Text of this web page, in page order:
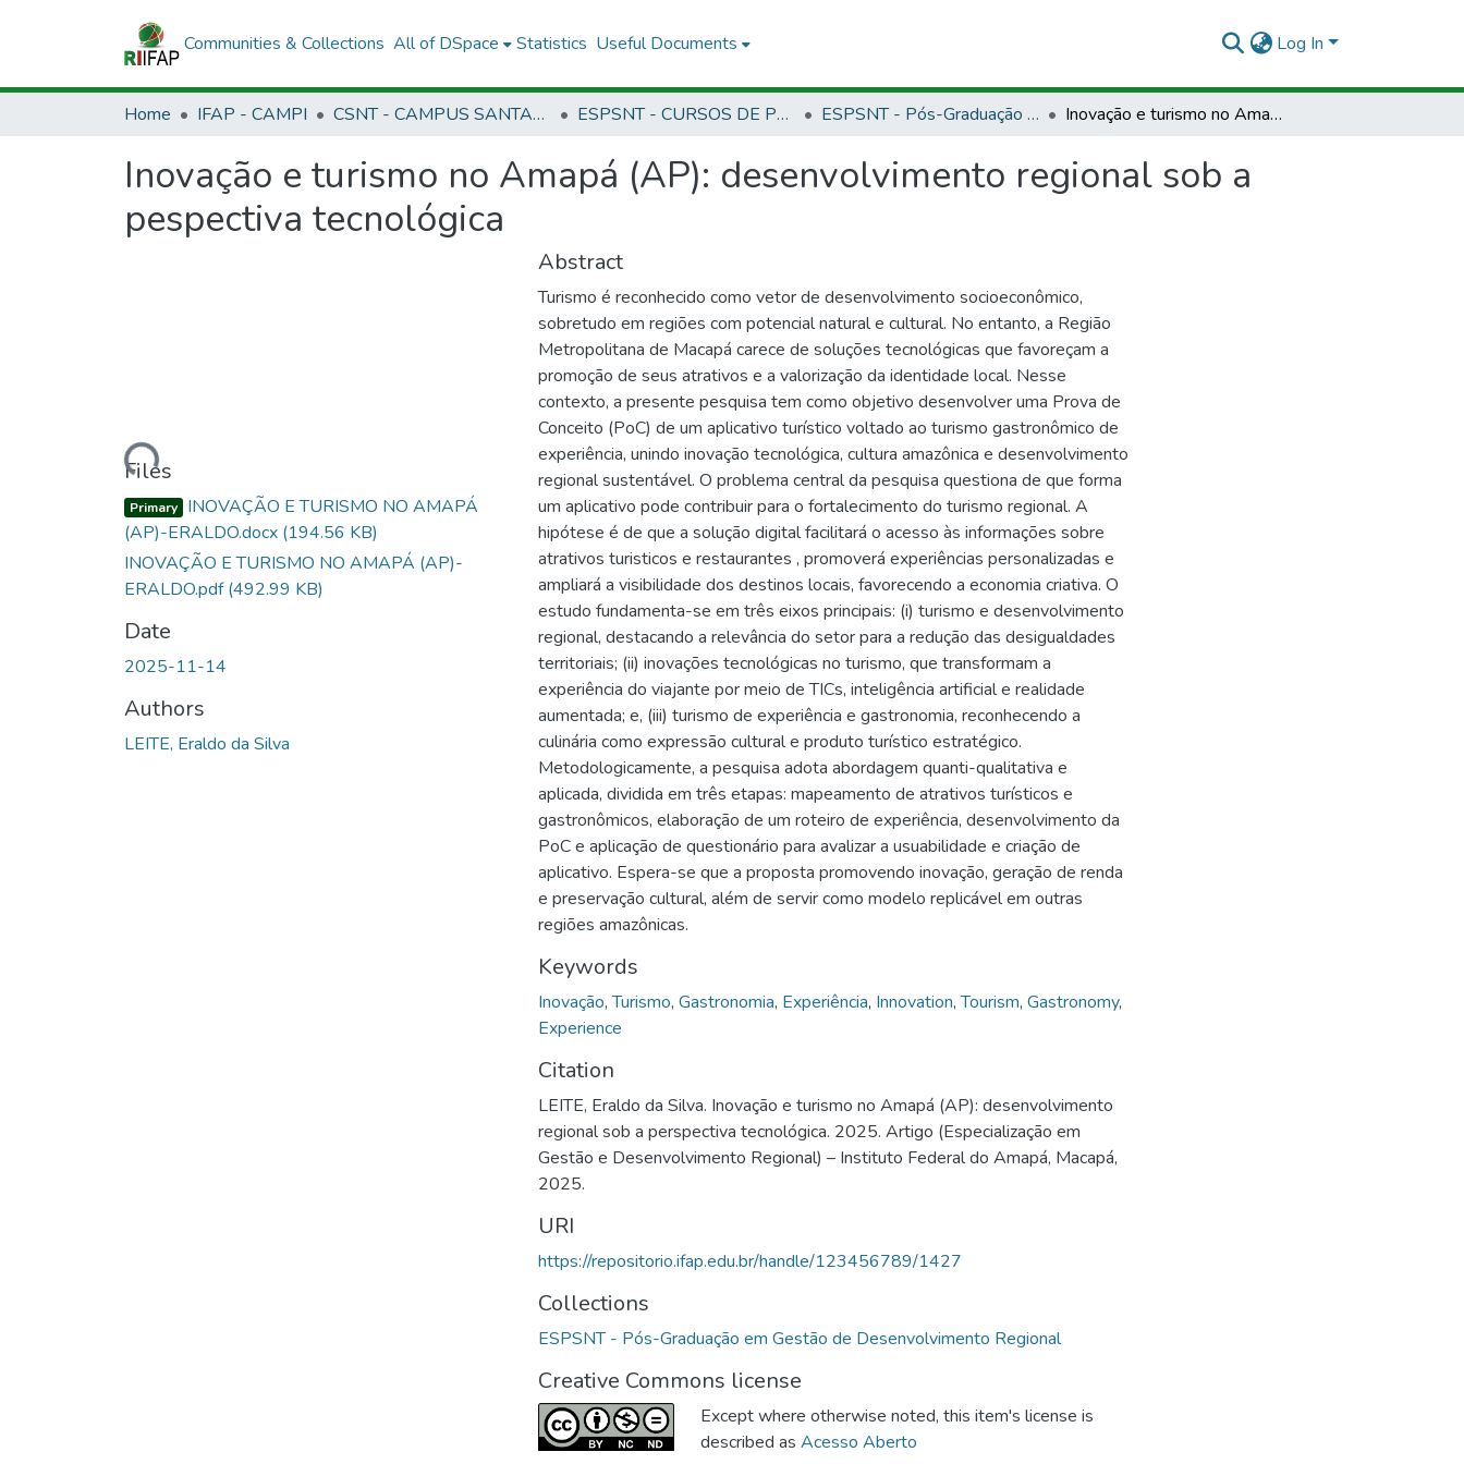
Communities & Collections All of DSpace Statistics Useful Documents Log In
Home IFAP - CAMPI CSNT - CAMPUS SANTANA ESPSNT - CURSOS DE PÓS-GRADUAÇÃO LATO SENSU - CAMPUS SANTANA ESPSNT - Pós-Graduação em Gestão de Desenvolvimento Regional Inovação e turismo no Amapá (AP): desenvolvimento regional sob a pespectiva tecnológica
Inovação e turismo no Amapá (AP): desenvolvimento regional sob a
pespectiva tecnológica
Loading...
Files
Primary INOVAÇÃO E TURISMO NO AMAPÁ
(AP)-ERALDO.docx (194.56 KB)
INOVAÇÃO E TURISMO NO AMAPÁ (AP)-
ERALDO.pdf(492.99 KB)
Date
2025-11-14
Authors
LEITE, Eraldo da Silva
Abstract
Turismo é reconhecido como vetor de desenvolvimento socioeconômico,
sobretudo em regiões com potencial natural e cultural. No entanto, a Região
Metropolitana de Macapá carece de soluções tecnológicas que favoreçam a
promoção de seus atrativos e a valorização da identidade local. Nesse
contexto, a presente pesquisa tem como objetivo desenvolver uma Prova de
Conceito (PoC) de um aplicativo turístico voltado ao turismo gastronômico de
experiência, unindo inovação tecnológica, cultura amazônica e desenvolvimento
regional sustentável. O problema central da pesquisa questiona de que forma
um aplicativo pode contribuir para o fortalecimento do turismo regional. A
hipótese é de que a solução digital facilitará o acesso às informações sobre
atrativos turisticos e restaurantes , promoverá experiências personalizadas e
ampliará a visibilidade dos destinos locais, favorecendo a economia criativa. O
estudo fundamenta-se em três eixos principais: (i) turismo e desenvolvimento
regional, destacando a relevância do setor para a redução das desigualdades
territoriais; (ii) inovações tecnológicas no turismo, que transformam a
experiência do viajante por meio de TICs, inteligência artificial e realidade
aumentada; e, (iii) turismo de experiência e gastronomia, reconhecendo a
culinária como expressão cultural e produto turístico estratégico.
Metodologicamente, a pesquisa adota abordagem quanti-qualitativa e
aplicada, dividida em três etapas: mapeamento de atrativos turísticos e
gastronômicos, elaboração de um roteiro de experiência, desenvolvimento da
PoC e aplicação de questionário para avalizar a usuabilidade e criação de
aplicativo. Espera-se que a proposta promovendo inovação, geração de renda
e preservação cultural, além de servir como modelo replicável em outras
regiões amazônicas.
Keywords
Inovação,Turismo, Gastronomia, Experiência, Innovation,Tourism, Gastronomy,
Experience
Citation
LEITE, Eraldo da Silva. Inovação e turismo no Amapá (AP): desenvolvimento
regional sob a perspectiva tecnológica. 2025. Artigo (Especialização em
Gestão e Desenvolvimento Regional) – Instituto Federal do Amapá, Macapá,
2025.
URI
https://repositorio.ifap.edu.br/handle/123456789/1427
Collections
ESPSNT - Pós-Graduação em Gestão de Desenvolvimento Regional
Creative Commons license
Except where otherwise noted, this item's license is
described as Acesso Aberto